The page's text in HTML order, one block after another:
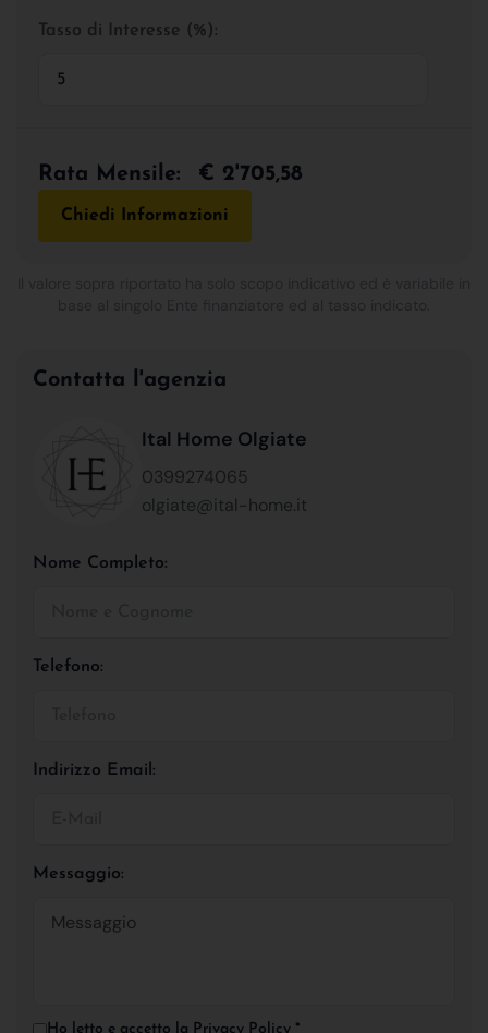
Tasso di Interesse (%):
Rata Mensile: € 2'705,58
Chiedi Informazioni
Contatta l'agenzia
Ital Home Olgiate
0399274065
olgiate@ital-home.it
Nome Completo:
Telefono:
Indirizzo Email:
Messaggio:
Ho letto e accetto la Privacy Policy *